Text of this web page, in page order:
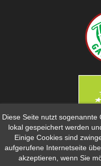
Diese Seite nutzt sogenannte
lokal gespeichert werden
Einige Cookies sind
aufgerufene Internetseite
akzeptieren, wenn Sie